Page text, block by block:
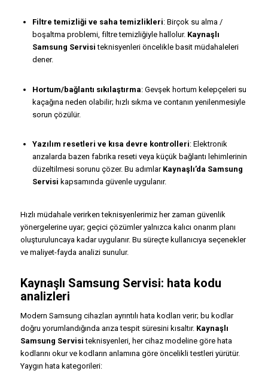
Filtre temizliği ve saha temizlikleri: Birçok su alma /
boşaltma problemi, filtre temizliğiyle hallolur. Kaynaşlı
Samsung Servisi teknisyenleri öncelikle basit müdahaleleri
dener.
Hortum/bağlantı sıkılaştırma: Gevşek hortum kelepçeleri su
kaçağına neden olabilir; hızlı sıkma ve contanın yenilenmesiyle
sorun çözülür.
Yazılım resetleri ve kısa devre kontrolleri: Elektronik
arızalarda bazen fabrika reseti veya küçük bağlantı lehimlerinin
düzeltilmesi sorunu çözer. Bu adımlar Kaynaşlı’da Samsung
Servisi kapsamında güvenle uygulanır.
Hızlı müdahale verirken teknisyenlerimiz her zaman güvenlik
yönergelerine uyar; geçici çözümler yalnızca kalıcı onarım planı
oluşturuluncaya kadar uygulanır. Bu süreçte kullanıcıya seçenekler
ve maliyet-fayda analizi sunulur.
Kaynaşlı Samsung Servisi: hata kodu
analizleri
Modern Samsung cihazları ayrıntılı hata kodları verir; bu kodlar
doğru yorumlandığında arıza tespit süresini kısaltır. Kaynaşlı
Samsung Servisi teknisyenleri, her cihaz modeline göre hata
kodlarını okur ve kodların anlamına göre öncelikli testleri yürütür.
Yaygın hata kategorileri: